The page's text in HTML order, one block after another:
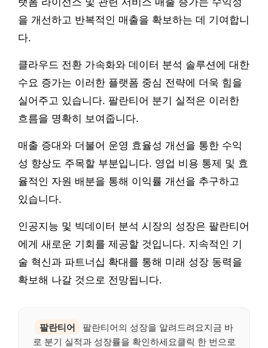
을 개선하고 반복적인 매출을 확보하는 데 기여합니
다.
클라우드 전환 가속화와 데이터 분석 솔루션에 대한
수요 증가는 이러한 플랫폼 중심 전략에 더욱 힘을
실어주고 있습니다. 팔란티어 분기 실적은 이러한
흐름을 명확히 보여줍니다.
매출 증대와 더불어 운영 효율성 개선을 통한 수익
성 향상도 주목할 부분입니다. 영업 비용 통제 및 효
율적인 자원 배분을 통해 이익률 개선을 추구하고
있습니다.
인공지능 및 빅데이터 분석 시장의 성장은 팔란티어
에게 새로운 기회를 제공할 것입니다. 지속적인 기
술 혁신과 파트너십 확대를 통해 미래 성장 동력을
확보해 나갈 것으로 전망됩니다.
팔란티어
팔란티어의 성장을 알려드려요지금 바
로 분기 실적과 성장률을 확인하세요클릭 한 번으로